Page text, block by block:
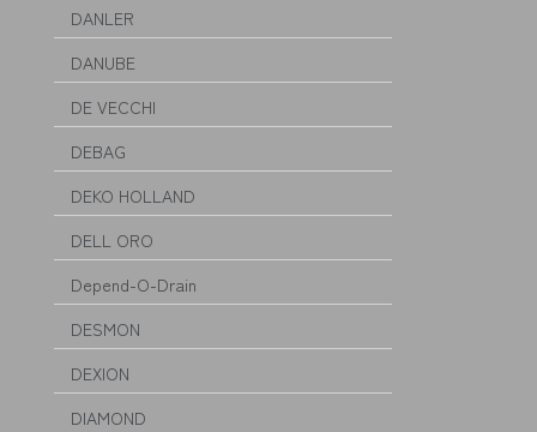
DANLER
DANUBE
DE VECCHI
DEBAG
DEKO HOLLAND
DELL ORO
Depend-O-Drain
DESMON
DEXION
DIAMOND